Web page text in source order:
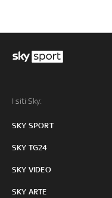
I siti Sky:
SKY SPORT
SKY TG24
SKY VIDEO
SKY ARTE